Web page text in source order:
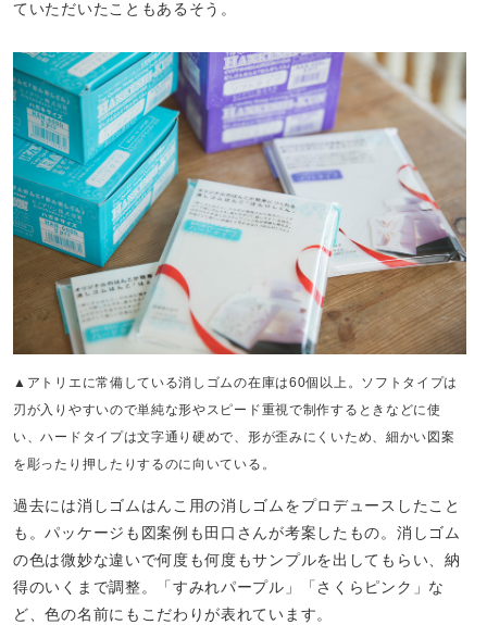
ていただいたこともあるそう。
▲アトリエに常備している消しゴムの在庫は60個以上。ソフトタイプは
刃が入りやすいので単純な形やスピード重視で制作するときなどに使
い、ハードタイプは文字通り硬めで、形が歪みにくいため、細かい図案
を彫ったり押したりするのに向いている。
過去には消しゴムはんこ用の消しゴムをプロデュースしたこと
も。パッケージも図案例も田口さんが考案したもの。消しゴム
の色は微妙な違いで何度も何度もサンプルを出してもらい、納
得のいくまで調整。「すみれパープル」「さくらピンク」な
ど、色の名前にもこだわりが表れています。